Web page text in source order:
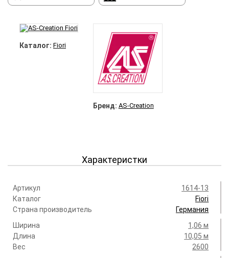
Каталог: Fiori
Бренд: AS-Creation
Характеристки
Артикул
1614-13
Каталог
Fiori
Страна производитель
Германия
Ширина
1,06 м
Длина
10,05 м
Вес
2600